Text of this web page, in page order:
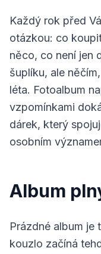
Každý rok před
otázkou: co
něco, co není jen
šuplíku, ale
léta. Fotoalbum
vzpomínkami
dárek, který
osobním
Album
Prázdné album je
kouzlo začíná